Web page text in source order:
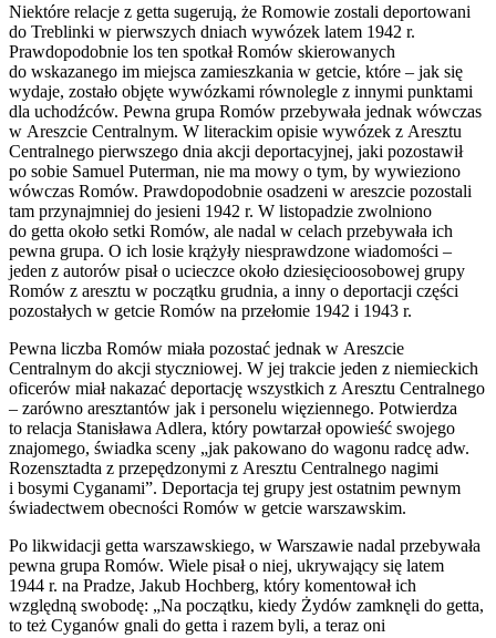
Niektóre relacje z getta sugerują, że Romowie zostali deportowani
do Treblinki w pierwszych dniach wywózek latem 1942 r.
Prawdopodobnie los ten spotkał Romów skierowanych
do wskazanego im miejsca zamieszkania w getcie, które – jak się
wydaje, zostało objęte wywózkami równolegle z innymi punktami
dla uchodźców. Pewna grupa Romów przebywała jednak wówczas
w Areszcie Centralnym. W literackim opisie wywózek z Aresztu
Centralnego pierwszego dnia akcji deportacyjnej, jaki pozostawił
po sobie Samuel Puterman, nie ma mowy o tym, by wywieziono
wówczas Romów. Prawdopodobnie osadzeni w areszcie pozostali
tam przynajmniej do jesieni 1942 r. W listopadzie zwolniono
do getta około setki Romów, ale nadal w celach przebywała ich
pewna grupa. O ich losie krążyły niesprawdzone wiadomości –
jeden z autorów pisał o ucieczce około dziesięcioosobowej grupy
Romów z aresztu w początku grudnia, a inny o deportacji części
pozostałych w getcie Romów na przełomie 1942 i 1943 r.
Pewna liczba Romów miała pozostać jednak w Areszcie
Centralnym do akcji styczniowej. W jej trakcie jeden z niemieckich
oficerów miał nakazać deportację wszystkich z Aresztu Centralnego
– zarówno aresztantów jak i personelu więziennego. Potwierdza
to relacja Stanisława Adlera, który powtarzał opowieść swojego
znajomego, świadka sceny „jak pakowano do wagonu radcę adw.
Rozensztadta z przepędzonymi z Aresztu Centralnego nagimi
i bosymi Cyganami”. Deportacja tej grupy jest ostatnim pewnym
świadectwem obecności Romów w getcie warszawskim.
Po likwidacji getta warszawskiego, w Warszawie nadal przebywała
pewna grupa Romów. Wiele pisał o niej, ukrywający się latem
1944 r. na Pradze, Jakub Hochberg, który komentował ich
względną swobodę: „Na początku, kiedy Żydów zamknęli do getta,
to też Cyganów gnali do getta i razem byli, a teraz oni